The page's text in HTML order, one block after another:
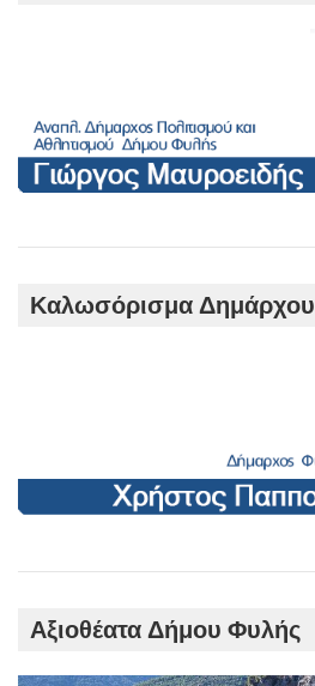
Καλωσόρισμα Δημάρχου
Αξιοθέατα Δήμου Φυλής